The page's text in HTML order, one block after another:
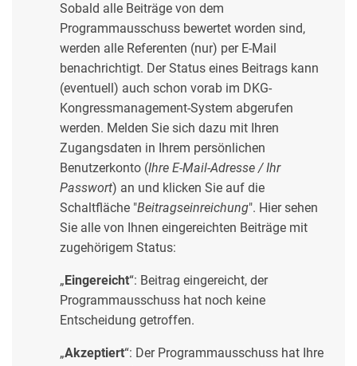
Sobald alle Beiträge von dem
Programmausschuss bewertet worden sind,
werden alle Referenten (nur) per E-Mail
benachrichtigt. Der Status eines Beitrags kann
(eventuell) auch schon vorab im DKG-
Kongressmanagement-System abgerufen
werden. Melden Sie sich dazu mit Ihren
Zugangsdaten in Ihrem persönlichen
Benutzerkonto (Ihre E-Mail-Adresse / Ihr
Passwort) an und klicken Sie auf die
Schaltfläche "Beitragseinreichung". Hier sehen
Sie alle von Ihnen eingereichten Beiträge mit
zugehörigem Status:
„Eingereicht“: Beitrag eingereicht, der
Programmausschuss hat noch keine
Entscheidung getroffen.
„Akzeptiert“: Der Programmausschuss hat Ihre